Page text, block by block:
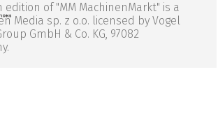
edition of "MM MachinenMarkt" is a
Media sp. z o.o. licensed by Vogel
GmbH & Co. KG, 97082